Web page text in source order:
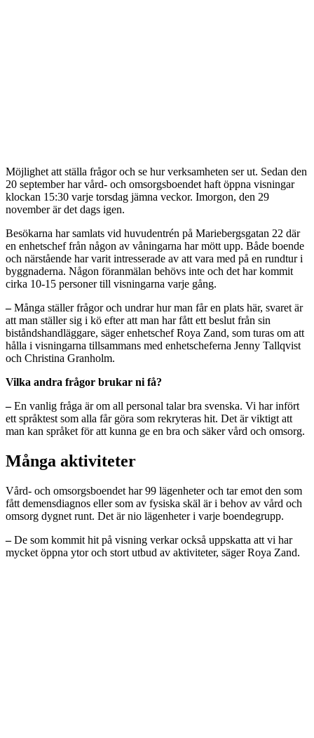
Möjlighet att ställa frågor och se hur verksamheten ser ut. Sedan den
20 september har vård- och omsorgsboendet haft öppna visningar
klockan 15:30 varje torsdag jämna veckor. Imorgon, den 29
november är det dags igen.
Besökarna har samlats vid huvudentrén på Mariebergsgatan 22 där
en enhetschef från någon av våningarna har mött upp. Både boende
och närstående har varit intresserade av att vara med på en rundtur i
byggnaderna. Någon föranmälan behövs inte och det har kommit
cirka 10-15 personer till visningarna varje gång.
–Många ställer frågor och undrar hur man får en plats här, svaret är
att man ställer sig i kö efter att man har fått ett beslut från sin
biståndshandläggare, säger enhetschef Roya Zand, som turas om att
hålla i visningarna tillsammans med enhetscheferna Jenny Tallqvist
och Christina Granholm.
Vilka andra frågor brukar ni få?
–En vanlig fråga är om all personal talar bra svenska. Vi har infört
ett språktest som alla får göra som rekryteras hit. Det är viktigt att
man kan språket för att kunna ge en bra och säker vård och omsorg.
Många aktiviteter
Vård- och omsorgsboendet har 99 lägenheter och tar emot den som
fått demensdiagnos eller som av fysiska skäl är i behov av vård och
omsorg dygnet runt. Det är nio lägenheter i varje boendegrupp.
–De som kommit hit på visning verkar också uppskatta att vi har
mycket öppna ytor och stort utbud av aktiviteter, säger Roya Zand.